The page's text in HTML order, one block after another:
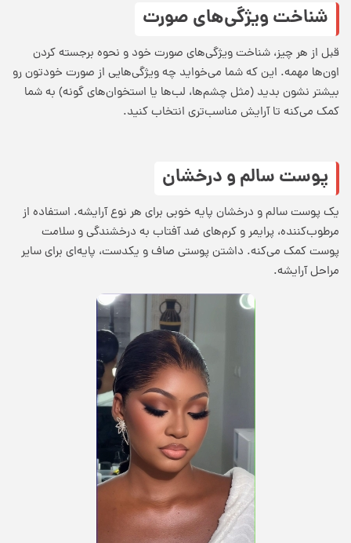
شناخت ویژگی‌های صورت
قبل از هر چیز، شناخت ویژگی‌های صورت خود و نحوه برجسته کردن
اون‌ها مهمه. این که شما می‌خواید چه ویژگی‌هایی از صورت خودتون رو
بیشتر نشون بدید (مثل چشم‌ها، لب‌ها یا استخوان‌های گونه) به شما
کمک می‌کنه تا آرایش مناسب‌تری انتخاب کنید.
پوست سالم و درخشان
یک پوست سالم و درخشان پایه خوبی برای هر نوع آرایشه. استفاده از
مرطوب‌کننده، پرایمر و کرم‌های ضد آفتاب به درخشندگی و سلامت
پوست کمک می‌کنه. داشتن پوستی صاف و یکدست، پایه‌ای برای سایر
مراحل آرایشه.